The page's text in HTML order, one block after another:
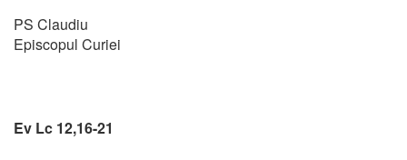
PS Claudiu
Episcopul Curiei
Ev Lc 12,16-21